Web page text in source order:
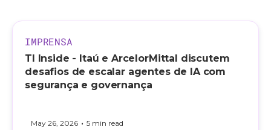
IMPRENSA
TI Inside - Itaú e ArcelorMittal discutem
desafios de escalar agentes de IA com
segurança e governança
May 26, 2026 • 5 min read